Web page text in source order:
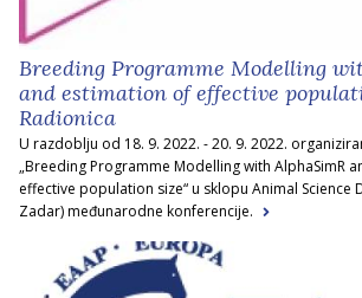
Breeding Programme Modelling
and estimation of effective
Radionica
U razdoblju od 18. 9. 2022. - 20. 9. 2022.
„Breeding Programme Modelling with AlphaSimR
effective population size“ u sklopu Animal Science
Zadar) međunarodne konferencije.